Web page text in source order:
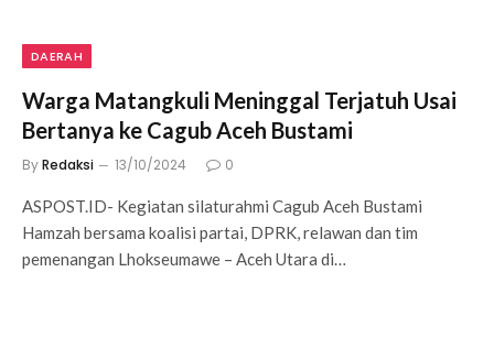
DAERAH
Warga Matangkuli Meninggal Terjatuh Usai
Bertanya ke Cagub Aceh Bustami
ByRedaksi 13/10/2024 0
ASPOST.ID- Kegiatan silaturahmi Cagub Aceh Bustami
Hamzah bersama koalisi partai, DPRK, relawan dan tim
pemenangan Lhokseumawe – Aceh Utara di…